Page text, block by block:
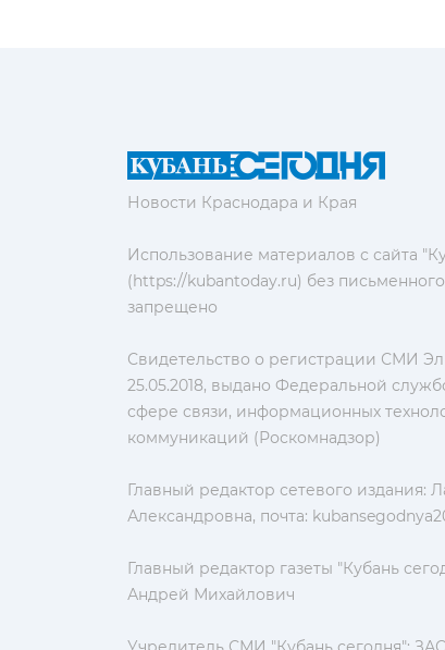
Новости Краснодара и Края
Использование материалов с сайта
(https://kubantoday.ru) без
запрещено
Свидетельство о регистрации СМИ
25.05.2018, выдано Федеральной
сфере связи, информационных
коммуникаций (Роскомнадзор)
Главный редактор сетевого издания:
Александровна, почта:
Главный редактор газеты "Кубань
Андрей Михайлович